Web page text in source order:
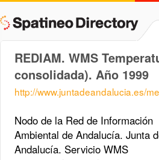
REDIAM. WMS
consolidada). Año 1999
http://www.juntadeandalucia.es/
Nodo de la Red de Información
Ambiental de Andalucía. Junta
Andalucía. Servicio WMS